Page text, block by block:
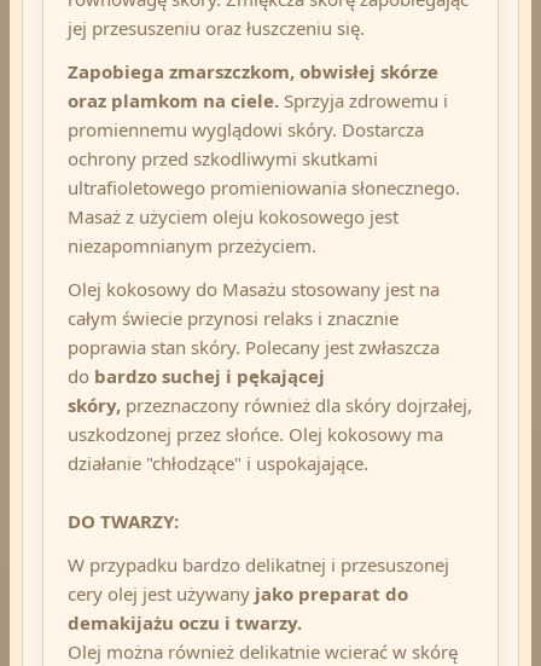
jej przesuszeniu oraz łuszczeniu się.
Zapobiega zmarszczkom, obwisłej skórze
oraz plamkom na ciele. Sprzyja zdrowemu i
promiennemu wyglądowi skóry. Dostarcza
ochrony przed szkodliwymi skutkami
ultrafioletowego promieniowania słonecznego.
Masaż z użyciem oleju kokosowego jest
niezapomnianym przeżyciem.
Olej kokosowy do Masażu stosowany jest na
całym świecie przynosi relaks i znacznie
poprawia stan skóry. Polecany jest zwłaszcza
do bardzo suchej i pękającej
skóry, przeznaczony również dla skóry dojrzałej,
uszkodzonej przez słońce. Olej kokosowy ma
działanie "chłodzące" i uspokajające.
DO TWARZY:
W przypadku bardzo delikatnej i przesuszonej
cery olej jest używany jako preparat do
demakijażu oczu i twarzy.
Olej można również delikatnie wcierać w skórę